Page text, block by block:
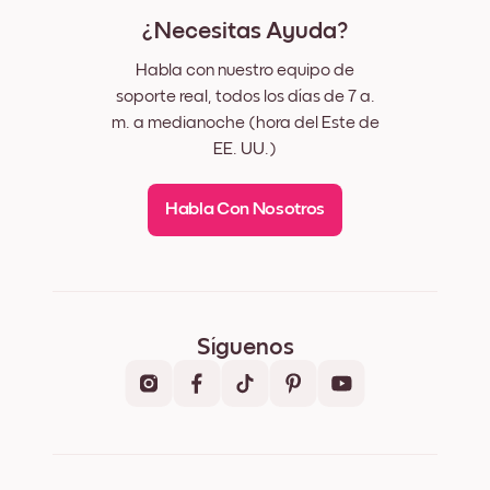
¿Necesitas Ayuda?
Habla con nuestro equipo de
soporte real, todos los días de 7 a.
m. a medianoche (hora del Este de
EE. UU.)
Habla Con Nosotros
Síguenos